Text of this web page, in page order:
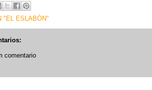
"EL ESLABÓN"
comentario